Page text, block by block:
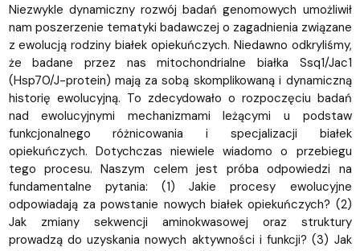
Niezwykle dynamiczny rozwój badań genomowych umożliwił
nam poszerzenie tematyki badawczej o zagadnienia związane
z ewolucją rodziny białek opiekuńczych. Niedawno odkryliśmy,
że badane przez nas mitochondrialne białka Ssq1/Jac1
(Hsp70/J-protein) mają za sobą skomplikowaną i dynamiczną
historię ewolucyjną. To zdecydowało o rozpoczęciu badań
nad ewolucyjnymi mechanizmami leżącymi u podstaw
funkcjonalnego różnicowania i specjalizacji białek
opiekuńczych. Dotychczas niewiele wiadomo o przebiegu
tego procesu. Naszym celem jest próba odpowiedzi na
fundamentalne pytania: (1) Jakie procesy ewolucyjne
odpowiadają za powstanie nowych białek opiekuńczych? (2)
Jak zmiany sekwencji aminokwasowej oraz struktury
prowadzą do uzyskania nowych aktywności i funkcji? (3) Jak